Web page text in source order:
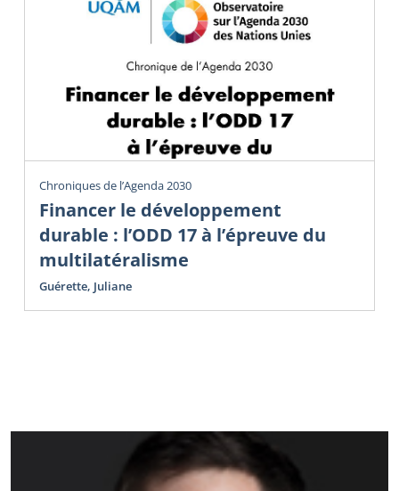
Chroniques de l’Agenda 2030
Financer le développement
durable : l’ODD 17 à l’épreuve du
multilatéralisme
Guérette, Juliane